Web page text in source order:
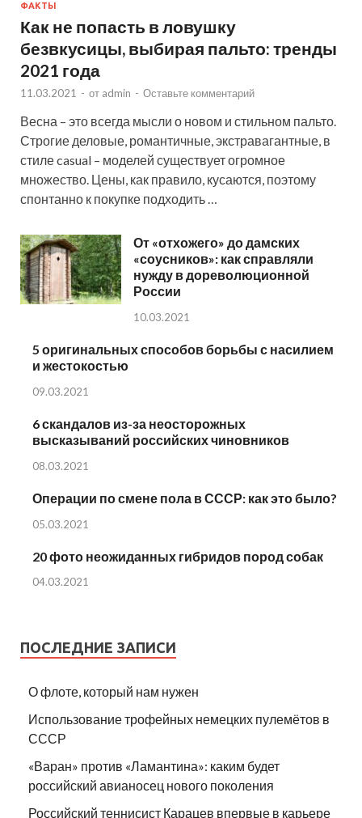
ФАКТЫ
Как не попасть в ловушку
безвкусицы, выбирая пальто: тренды
2021 года
11.03.2021 - от admin - Оставьте комментарий
Весна – это всегда мысли о новом и стильном пальто.
Строгие деловые, романтичные, экстравагантные, в
стиле casual – моделей существует огромное
множество. Цены, как правило, кусаются, поэтому
спонтанно к покупке подходить …
От «отхожего» до дамских
«соусников»: как справляли
нужду в дореволюционной
России
10.03.2021
5 оригинальных способов борьбы с насилием
и жестокостью
09.03.2021
6 скандалов из-за неосторожных
высказываний российских чиновников
08.03.2021
Операции по смене пола в СССР: как это было?
05.03.2021
20 фото неожиданных гибридов пород собак
04.03.2021
ПОСЛЕДНИЕ ЗАПИСИ
О флоте, который нам нужен
Использование трофейных немецких пулемётов в
СССР
«Варан» против «Ламантина»: каким будет
российский авианосец нового поколения
Российский теннисист Карацев впервые в карьере